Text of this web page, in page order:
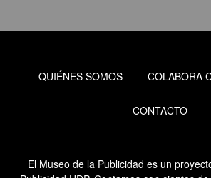
QUIÉNES SOMOS COLABORA
CONTACTO
El Museo de la Publicidad es un